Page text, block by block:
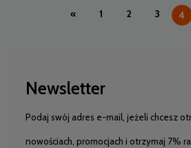
« 1 2 3 4
Newsletter
Podaj swój adres e-mail, jeżeli chcesz
nowościach, promocjach i otrzymaj 7%